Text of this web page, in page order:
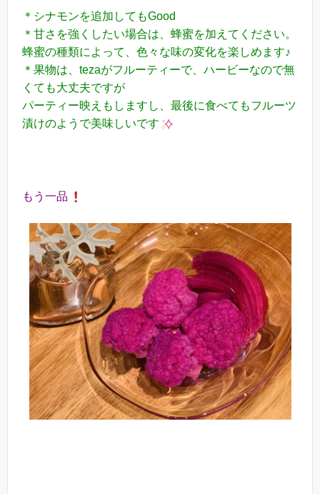
＊シナモンを追加してもGood
＊甘さを強くしたい場合は、蜂蜜を加えてください。
蜂蜜の種類によって、色々な味の変化を楽しめます♪
＊果物は、tezaがフルーティーで、ハービーなので無
くても大丈夫ですが
パーティー映えもしますし、最後に食べてもフルーツ
漬けのようで美味しいです
もう一品